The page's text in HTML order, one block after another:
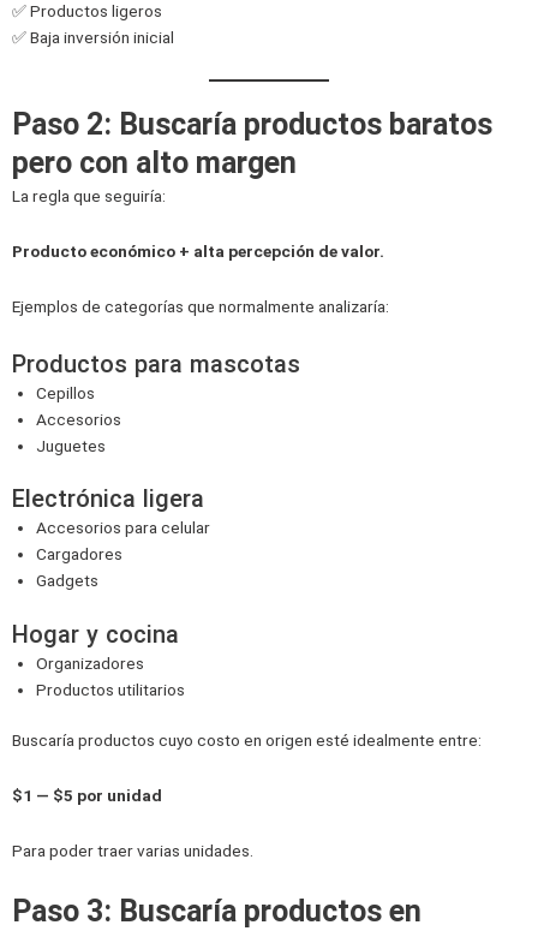
✅ Productos ligeros
✅ Baja inversión inicial
Paso 2: Buscaría productos baratos
pero con alto margen
La regla que seguiría:
Producto económico + alta percepción de valor.
Ejemplos de categorías que normalmente analizaría:
Productos para mascotas
Cepillos
Accesorios
Juguetes
Electrónica ligera
Accesorios para celular
Cargadores
Gadgets
Hogar y cocina
Organizadores
Productos utilitarios
Buscaría productos cuyo costo en origen esté idealmente entre:
$1 — $5 por unidad
Para poder traer varias unidades.
Paso 3: Buscaría productos en